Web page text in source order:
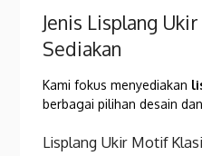
Jenis Lisplang
Sediakan
Kami fokus menyediakan
berbagai pilihan desain
Lisplang Ukir Motif